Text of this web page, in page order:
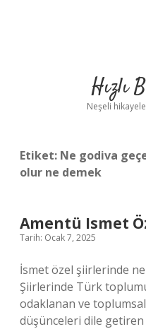
Hızlı
Neşeli
Etiket: Ne godiva
olur ne demek
Amentü Ismet
Tarih: Ocak 7, 2025
İsmet özel şiirlerinde
Şiirlerinde Türk
odaklanan ve
düşünceleri dile getiren